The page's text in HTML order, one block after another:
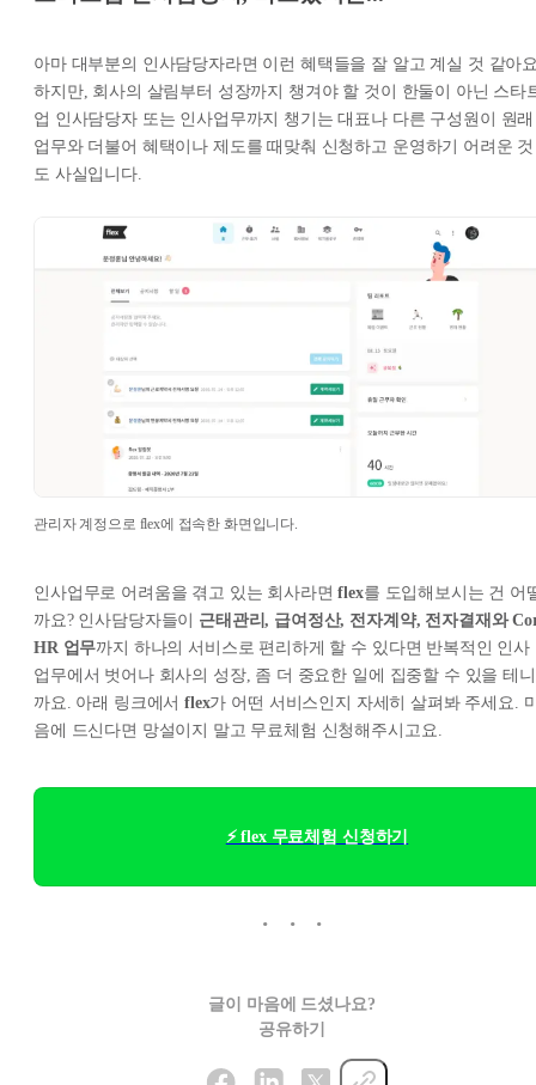
아마 대부분의 인사담당자라면 이런 혜택들을 잘 알고 계실 것 같아
하지만, 회사의 살림부터 성장까지 챙겨야 할 것이 한둘이 아닌 스타
업 인사담당자 또는 인사업무까지 챙기는 대표나 다른 구성원이 원래
업무와 더불어 혜택이나 제도를 때맞춰 신청하고 운영하기 어려운 것
도 사실입니다.
관리자 계정으로 flex에 접속한 화면입니다.
인사업무로 어려움을 겪고 있는 회사라면flex를 도입해보시는 건 어
까요? 인사담당자들이 근태관리, 급여정산, 전자계약, 전자결재와
HR 업무까지 하나의 서비스로 편리하게 할 수 있다면 반복적인 인사
업무에서 벗어나 회사의 성장, 좀 더 중요한 일에 집중할 수 있을 테니
까요. 아래 링크에서flex가 어떤 서비스인지 자세히 살펴봐 주세요.
음에 드신다면 망설이지 말고 무료체험 신청해주시고요.
⚡ flex 무료체험 신청하기
글이 마음에 드셨나요?
공유하기